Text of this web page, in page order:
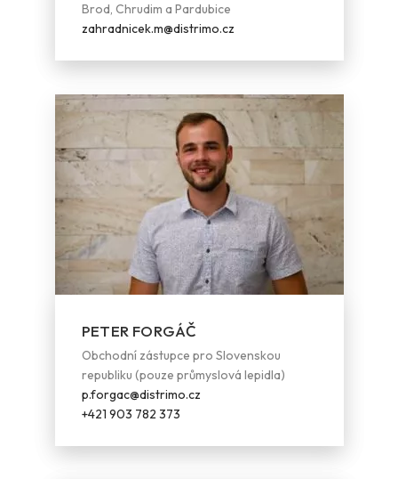
Brod, Chrudim a Pardubice
zahradnicek.m@distrimo.cz
PETER FORGÁČ
Obchodní zástupce pro Slovenskou
republiku (pouze průmyslová lepidla)
p.forgac@distrimo.cz
+421 903 782 373